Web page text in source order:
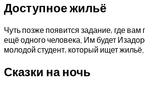
Доступное жильё
Чуть позже появится задание, где вам
ещё одного человека. Им будет
молодой студент, который ищет жильё.
Сказки на ночь